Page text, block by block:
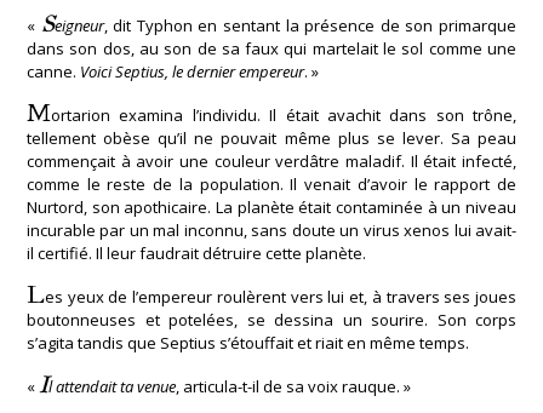
« Seigneur, dit Typhon en sentant la présence de son primarque
dans son dos, au son de sa faux qui martelait le sol comme une
canne. Voici Septius, le dernier empereur. »
Mortarion examina l’individu. Il était avachit dans son trône,
tellement obèse qu’il ne pouvait même plus se lever. Sa peau
commençait à avoir une couleur verdâtre maladif. Il était infecté,
comme le reste de la population. Il venait d’avoir le rapport de
Nurtord, son apothicaire. La planète était contaminée à un niveau
incurable par un mal inconnu, sans doute un virus xenos lui avait-
il certifié. Il leur faudrait détruire cette planète.
Les yeux de l’empereur roulèrent vers lui et, à travers ses joues
boutonneuses et potelées, se dessina un sourire. Son corps
s’agita tandis que Septius s’étouffait et riait en même temps.
«Il attendait ta venue, articula-t-il de sa voix rauque. »